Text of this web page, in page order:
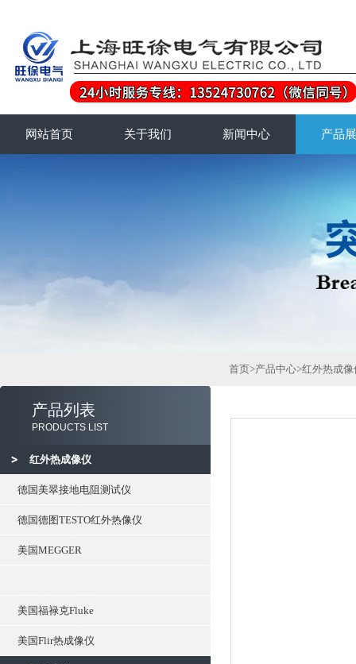
网站首页 关于我们 新闻中心 产品
产品列表
PRODUCTS LIST
红外热成像仪
德国美翠接地电阻测试仪
德国德图TESTO红外热像仪
美国MEGGER
美国福禄克Fluke
美国Flir热成像仪
首页>产品中心>红外热成像